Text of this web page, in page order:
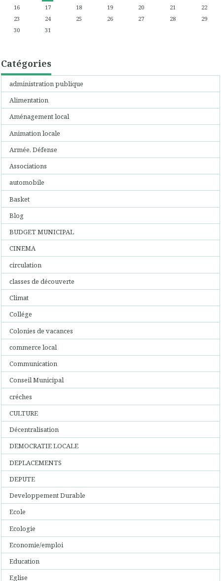
16
17 18 19 20 21
22
23
24 25 26 27 28
29
30
31
Catégories
administration publique
Alimentation
Aménagement local
Animation locale
Armée, Défense
Associations
automobile
Basket
Blog
BUDGET MUNICIPAL
CINEMA
circulation
classes de découverte
Climat
Collége
Colonies de vacances
commerce local
Communication
Conseil Municipal
créches
CULTURE
Décentralisation
DEMOCRATIE LOCALE
DEPLACEMENTS
DEPUTE
Developpement Durable
Ecole
Ecologie
Economie/emploi
Education
Eglise